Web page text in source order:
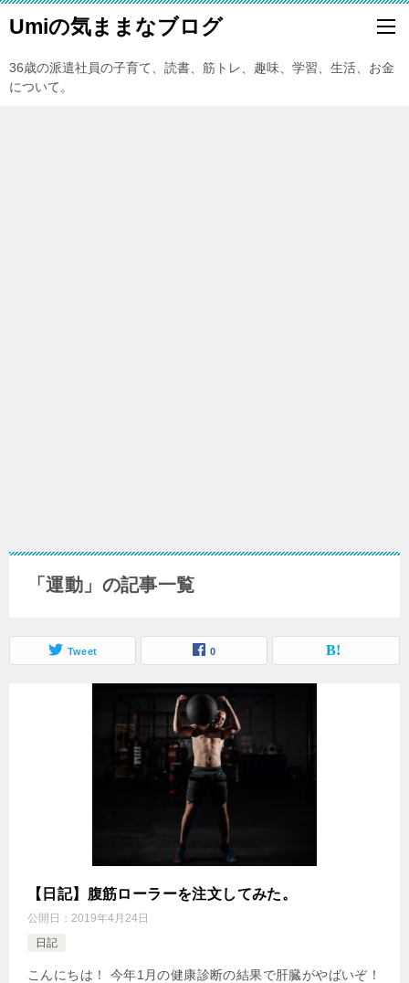
Umiの気ままなブログ
36歳の派遣社員の子育て、読書、筋トレ、趣味、学習、生活、お金
について。
「運動」の記事一覧
Tweet 0
【日記】腹筋ローラーを注文してみた。
公開日： 2019年4月24日
日記
こんにちは！ 今年1月の健康診断の結果で肝臓がやばいぞ！